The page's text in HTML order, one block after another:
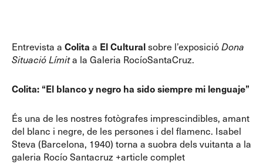
Entrevista a Colita a El Culturalsobre l’exposicióDona
Situació Límita la Galeria RocíoSantaCruz.
Colita: “El blanco y negro ha sido siempre mi lenguaje”
És una de les nostres fotògrafes imprescindibles, amant
del blanc i negre, de les persones i del flamenc. Isabel
Steva (Barcelona, 1940) torna a suobra dels vuitanta a la
galeria Rocío Santacruz +article complet